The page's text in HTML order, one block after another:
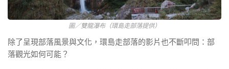
圖／雙龍瀑布（環島走部落提供）
除了呈現部落風景與文化，環島走部落的影片也不斷叩問：部
落觀光如何可能？